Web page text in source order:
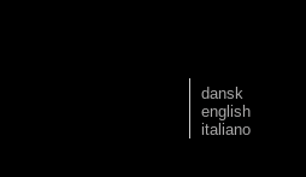
dansk
english
italiano